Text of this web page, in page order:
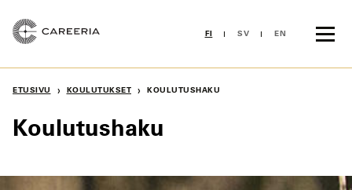
sisältöön
FI SV EN
ETUSIVU › KOULUTUKSET › KOULUTUSHAKU
Koulutushaku